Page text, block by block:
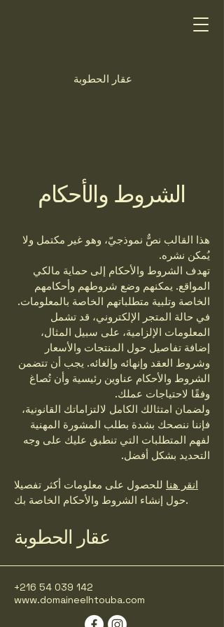
عقار الحطوبة
الشروط والأحكام
هذا القالب نصٌّ نموذجيّ، وهو غير مكتمل ولا
يُمكن نشره.
تهدف الشروط والأحكام إلى حماية مالكي
المواقع. يمكنهم وضع شروطهم وأحكامهم
الخاصة وتلبية متطلباتهم الخاصة بالمعلومات.
في حالة المتجر الإلكتروني، قد تشمل
المعلومات الإلزامية، على سبيل المثال،
إضافة تفاصيل حول المنتجات والأسعار
وشروط العقد وإنهائه وإلغائه. يجب أن تتضمن
الشروط والأحكام عناوين رئيسية وأن تُصاغ
وفقًا لاحتياجات عملك.
ولضمان امتثالك الكامل لالتزاماتك القانونية،
فإننا ننصحك بشدة بطلب المشورة المهنية
لفهم المتطلبات التي تنطبق عليك على وجه
التحديد بشكل أفضل.
انقر هنا للحصول على معلومات أكثر تفصيلا
حول إنشاء الشروط والأحكام الخاصة بك.
عقار الحطوبة
+216 54 039 142
www.domaineelhtouba.com